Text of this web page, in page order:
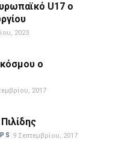
U17 ο
2023
ο
2017
9 Σεπτεμβρίου, 2017